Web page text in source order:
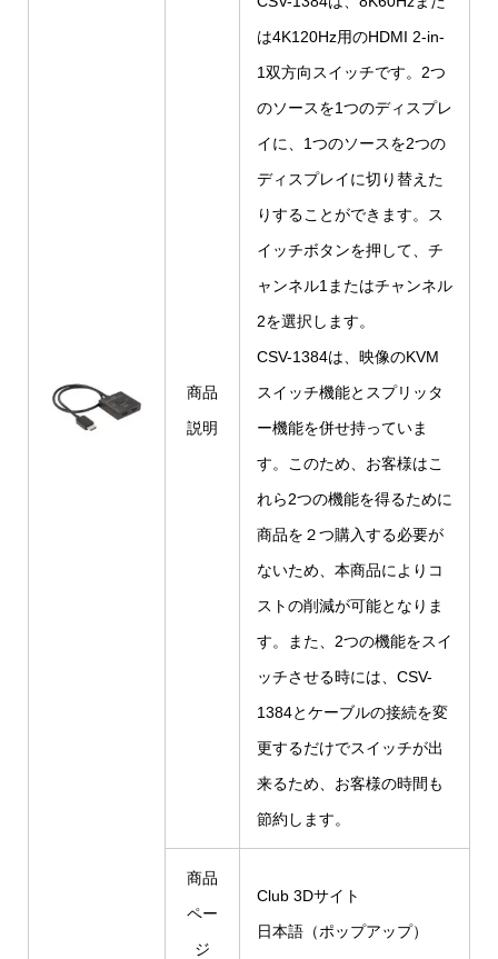
商品
説明
は4K120Hz用のHDMI 2-in-
1双方向スイッチです。2つ
のソースを1つのディスプレ
イに、1つのソースを2つの
ディスプレイに切り替えた
りすることができます。ス
イッチボタンを押して、チ
ャンネル1またはチャンネル
2を選択します。
CSV-1384は、映像のKVM
スイッチ機能とスプリッタ
ー機能を併せ持っていま
す。このため、お客様はこ
れら2つの機能を得るために
商品を２つ購入する必要が
ないため、本商品によりコ
ストの削減が可能となりま
す。また、2つの機能をスイ
ッチさせる時には、CSV-
1384とケーブルの接続を変
更するだけでスイッチが出
来るため、お客様の時間も
節約します。
商品
ペー
ジ
Club 3Dサイト
日本語（ポップアップ）